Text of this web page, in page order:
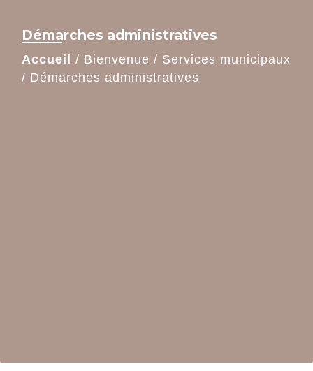
Démarches administratives
Accueil / Bienvenue / Services municipaux
/ Démarches administratives